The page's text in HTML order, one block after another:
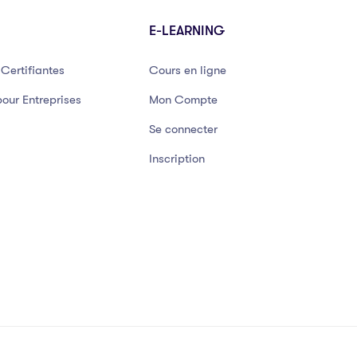
Entreprises
E-LEARNING
Cours en ligne
Mon Compte
Se connecter
Inscription